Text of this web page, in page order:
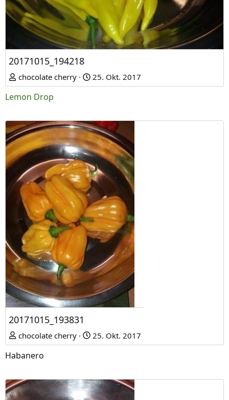
20171015_194218
chocolate cherry 25. Okt. 2017
Lemon Drop
20171015_193831
chocolate cherry 25. Okt. 2017
Habanero